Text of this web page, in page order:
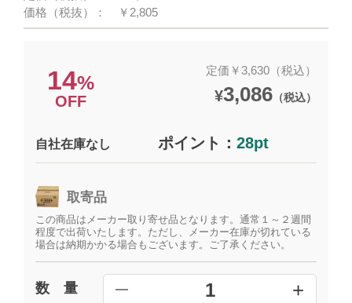
価格（税抜）：
￥2,805
14%
OFF
定価￥3,630（税込）
¥3,086（税込）
自社在庫なし ポイント：28pt
取寄品
この商品はメーカー取り寄せ品となります。通常１～２週間
程度で出荷いたします。ただし、メーカー在庫が切れている
場合は納期かかる場合もございます。ご了承ください。
数 量 ━ 1 +